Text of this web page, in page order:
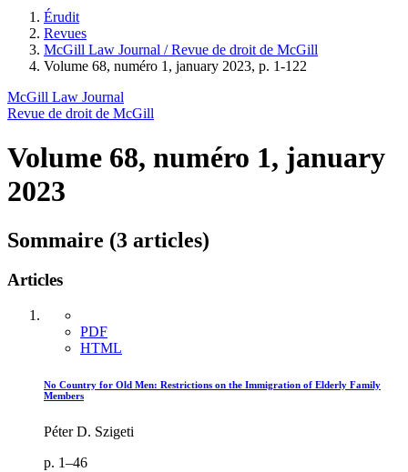
Érudit
Revues
McGill Law Journal / Revue de droit de McGill
Volume 68, numéro 1, january 2023, p. 1-122
McGill Law Journal
Revue de droit de McGill
Volume 68, numéro 1, january
2023
Sommaire (3 articles)
Articles
PDF
HTML
No Country for Old Men: Restrictions on the Immigration of Elderly Family
Members
Péter D. Szigeti
p. 1–46